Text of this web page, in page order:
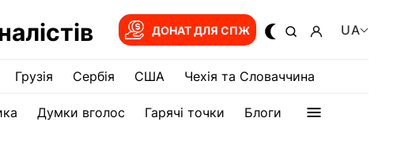
ДОНАТ ДЛЯ СПЖ UA
Грузія Сербія США Чехія та Словаччина
Думки вголос Гарячі точки Блоги